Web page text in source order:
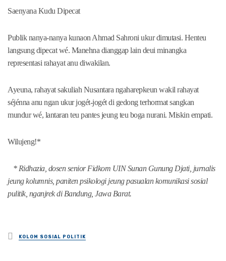
Saenyana Kudu Dipecat
Publik nanya-nanya kunaon Ahmad Sahroni ukur dimutasi. Henteu
langsung dipecat wé. Manehna dianggap lain deui minangka
representasi rahayat anu diwakilan.
Ayeuna, rahayat sakuliah Nusantara ngaharepkeun wakil rahayat
séjénna anu ngan ukur jogét-jogét di gedong terhormat sangkan
mundur wé, lantaran teu pantes jeung teu boga nurani. Miskin empati.
Wilujeng!*
* Ridhazia, dosen senior Fidkom UIN Sunan Gunung Djati, jurnalis
jeung kolumnis, paniten psikologi jeung pasualan komunikasi sosial
pulitik, nganjrek di Bandung, Jawa Barat.
Posted
KOLOM SOSIAL POLITIK